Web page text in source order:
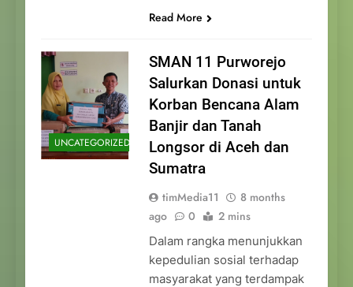
Read More
UNCATEGORIZED
SMAN 11 Purworejo
Salurkan Donasi untuk
Korban Bencana Alam
Banjir dan Tanah
Longsor di Aceh dan
Sumatra
timMedia11
8 months
ago
0 2 mins
Dalam rangka menunjukkan
kepedulian sosial terhadap
masyarakat yang terdampak